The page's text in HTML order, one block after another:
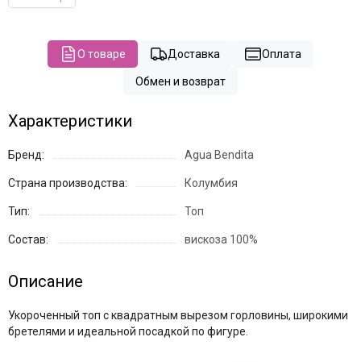
О товаре Доставка Оплата
Обмен и возврат
Характеристики
Бренд: Agua Bendita
Страна производства: Колумбия
Тип: Топ
Состав: вискоза 100%
Описание
Укороченный топ с квадратным вырезом горловины, широкими
бретелями и идеальной посадкой по фигуре.